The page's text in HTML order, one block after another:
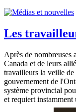
Les
Après de nombreuses
Canada et de leurs
travailleurs la veille
gouvernement de
système provincial
et requiert instamment